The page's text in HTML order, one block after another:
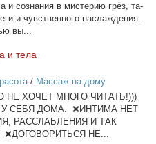
и со­зна­ния в ми­сте­рию грёз, та­
и чув­ствен­но­го на­сла­жде­ния.
вы...
и те­ла
/ Массаж на дому
НЕ ХОЧЕТ МНОГО ЧИТАТЬ!)))
СЕБЯ ДОМА. ❌ИНТИМА НЕТ
РАССЛАБЛЕНИЯ И ТАК
НЕ...